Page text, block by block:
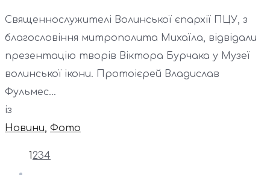
Священнослужителі Волинської єпархії ПЦУ, з
благословіння митрополита Михаїла, відвідали
презентацію творів Віктора Бурчака у Музеї
волинської ікони. Протоієрей Владислав
Фульмес...
із
Новини, Фото
1234